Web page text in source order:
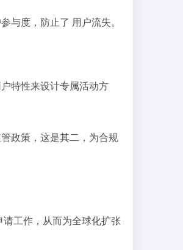
与度，防止了 用户流失。
特性来设计专属活动方
政策，这是其二，为合规
工作，从而为全球化扩张